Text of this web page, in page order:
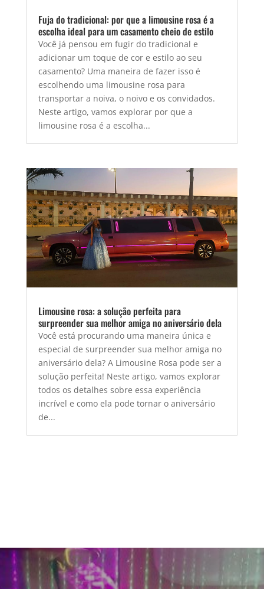
Fuja do tradicional: por que a limousine rosa é a
escolha ideal para um casamento cheio de estilo
Você já pensou em fugir do tradicional e
adicionar um toque de cor e estilo ao seu
casamento? Uma maneira de fazer isso é
escolhendo uma limousine rosa para
transportar a noiva, o noivo e os convidados.
Neste artigo, vamos explorar por que a
limousine rosa é a escolha...
Limousine rosa: a solução perfeita para
surpreender sua melhor amiga no aniversário dela
Você está procurando uma maneira única e
especial de surpreender sua melhor amiga no
aniversário dela? A Limousine Rosa pode ser a
solução perfeita! Neste artigo, vamos explorar
todos os detalhes sobre essa experiência
incrível e como ela pode tornar o aniversário
de...